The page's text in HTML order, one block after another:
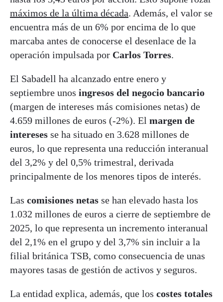
máximos de la última década. Además, el valor se
encuentra más de un 6% por encima de lo que
marcaba antes de conocerse el desenlace de la
operación impulsada por Carlos Torres.
El Sabadell ha alcanzado entre enero y
septiembre unos ingresos del negocio bancario
(margen de intereses más comisiones netas) de
4.659 millones de euros (-2%). El margen de
intereses se ha situado en 3.628 millones de
euros, lo que representa una reducción interanual
del 3,2% y del 0,5% trimestral, derivada
principalmente de los menores tipos de interés.
Las comisiones netas se han elevado hasta los
1.032 millones de euros a cierre de septiembre de
2025, lo que representa un incremento interanual
del 2,1% en el grupo y del 3,7% sin incluir a la
filial británica TSB, como consecuencia de unas
mayores tasas de gestión de activos y seguros.
La entidad explica, además, que los costes totales